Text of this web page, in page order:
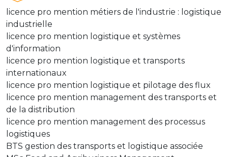
licence pro mention métiers de l'industrie : logistique
industrielle
licence pro mention logistique et systèmes
d'information
licence pro mention logistique et transports
internationaux
licence pro mention logistique et pilotage des flux
licence pro mention management des transports et
de la distribution
licence pro mention management des processus
logistiques
BTS gestion des transports et logistique associée